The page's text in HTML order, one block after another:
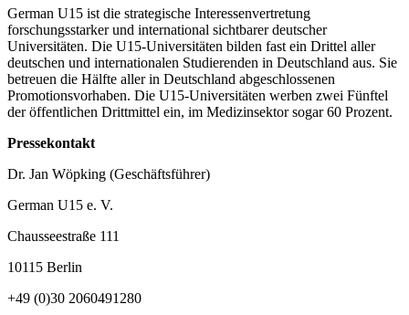
German U15 ist die strategische Interessenvertretung
forschungsstarker und international sichtbarer deutscher
Universitäten. Die U15-Universitäten bilden fast ein Drittel aller
deutschen und internationalen Studierenden in Deutschland aus. Sie
betreuen die Hälfte aller in Deutschland abgeschlossenen
Promotionsvorhaben. Die U15-Universitäten werben zwei Fünftel
der öffentlichen Drittmittel ein, im Medizinsektor sogar 60 Prozent.
Pressekontakt
Dr. Jan Wöpking (Geschäftsführer)
German U15 e. V.
Chausseestraße 111
10115 Berlin
+49 (0)30 2060491280